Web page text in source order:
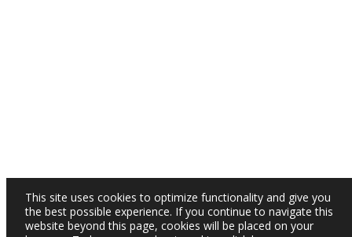
This site uses cookies to optimize functionality and give you
the best possible experience. If you continue to navigate this
website beyond this page, cookies will be placed on your